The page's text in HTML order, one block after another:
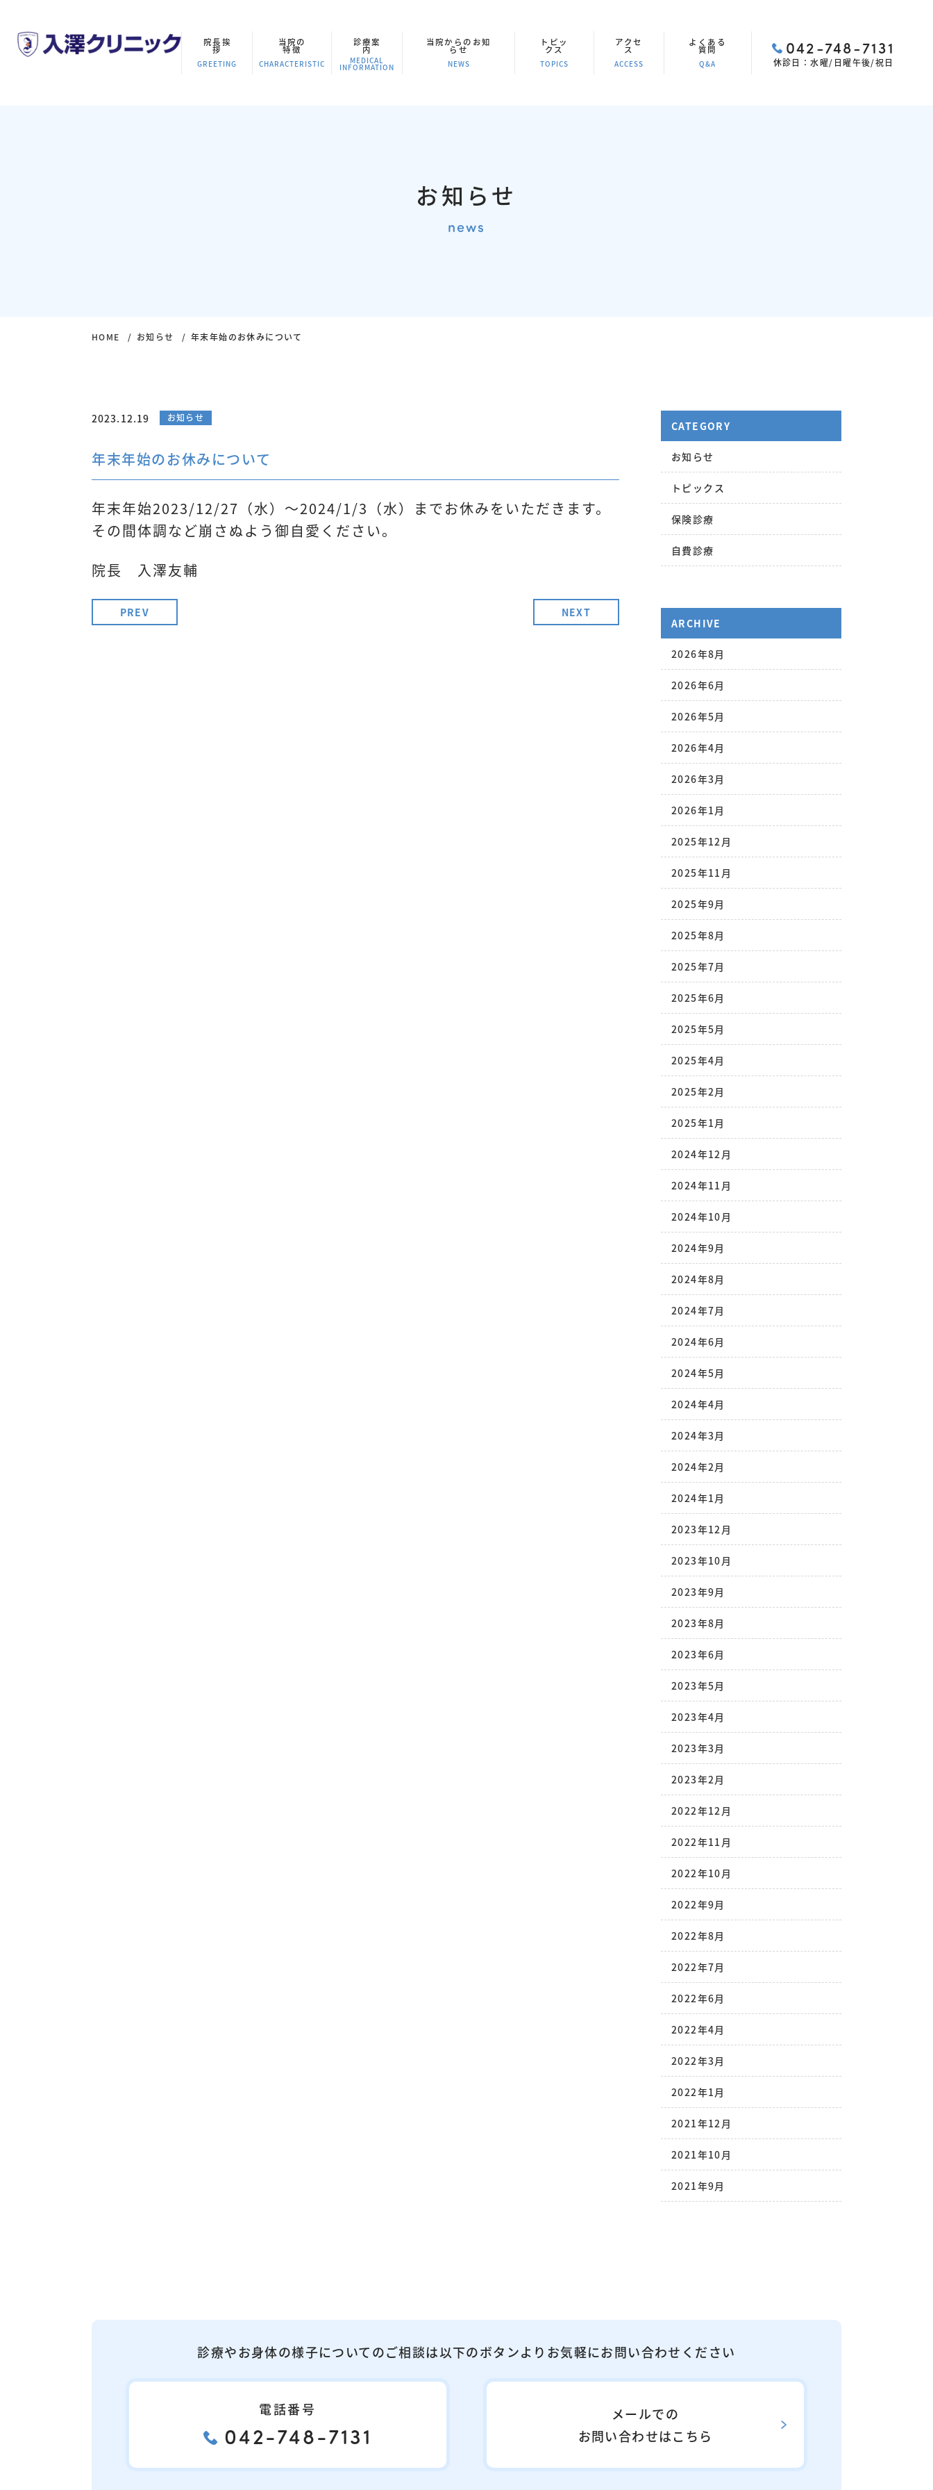
院長挨
拶
GREETING
当院の
特徴
CHARACTERISTIC
診療案
内
MEDICAL
INFORMATION
当院からのお知
らせ
NEWS
トピッ
クス
TOPICS
アクセ
ス
ACCESS
よくある
質問
Q&A
042-748-7131
休診日：水曜/日曜午後/祝日
お知らせ
news
HOME お知らせ 年末年始のお休みについて
2023.12.19 お知らせ
年末年始のお休みについて
年末年始2023/12/27（水）～2024/1/3（水）までお休みをいただきます。
その間体調など崩さぬよう御自愛ください。
院長 入澤友輔
PREV NEXT
CATEGORY
お知らせ
トピックス
保険診療
自費診療
ARCHIVE
2026年8月
2026年6月
2026年5月
2026年4月
2026年3月
2026年1月
2025年12月
2025年11月
2025年9月
2025年8月
2025年7月
2025年6月
2025年5月
2025年4月
2025年2月
2025年1月
2024年12月
2024年11月
2024年10月
2024年9月
2024年8月
2024年7月
2024年6月
2024年5月
2024年4月
2024年3月
2024年2月
2024年1月
2023年12月
2023年10月
2023年9月
2023年8月
2023年6月
2023年5月
2023年4月
2023年3月
2023年2月
2022年12月
2022年11月
2022年10月
2022年9月
2022年8月
2022年7月
2022年6月
2022年4月
2022年3月
2022年1月
2021年12月
2021年10月
2021年9月
診療やお身体の様子についてのご相談は以下のボタンよりお気軽にお問い合わせください
電話番号
042-748-7131
メールでの
お問い合わせはこちら